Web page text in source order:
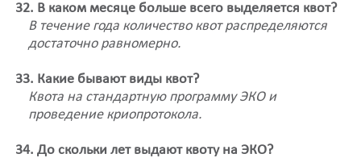
32. В каком месяце больше всего выделяется квот?
В течение года количество квот распределяются
достаточно равномерно.
33. Какие бывают виды квот?
Квота на стандартную программу ЭКО и
проведение криопротокола.
34. До скольки лет выдают квоту на ЭКО?